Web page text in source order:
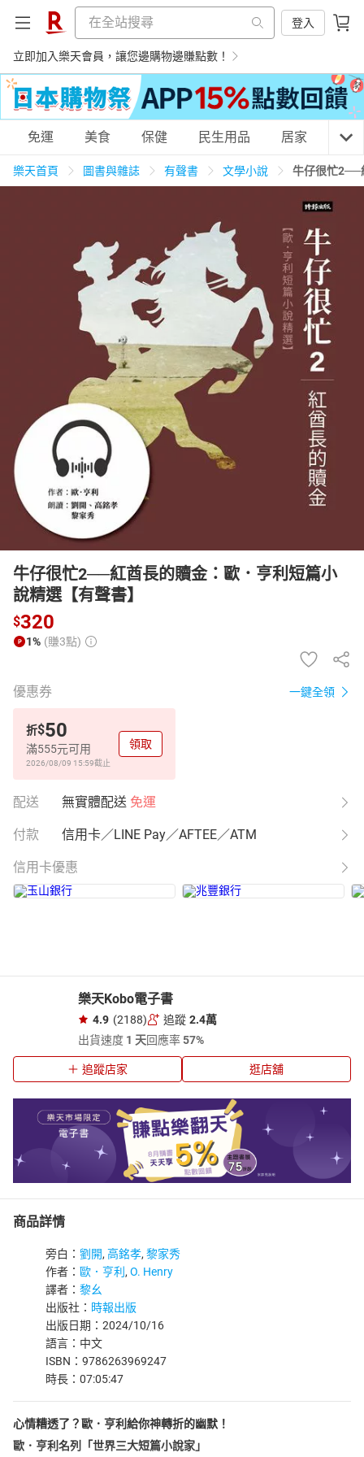
登入
立即加入樂天會員，讓您邊購物邊賺點數！
購物網分類
3C家電 運動休閒 親子玩具
男裝 化妝保養 情趣用品
日本購物 電子/紙本書
HOT
免運 美食 保健 民生用品 居家 3C
樂天首頁 圖書與雜誌 有聲書 文學小說 牛仔很忙2──
牛仔很忙2──紅酋長的贖金：歐．亨利短篇小
說精選【有聲書】
$320
1% (賺3點)
優惠券 一鍵全領
折$50
滿555元可用
2026/08/09 15:59截止
領取
配送 無實體配送 免運
付款 信用卡／LINE Pay／AFTEE／ATM
信用卡優惠
樂天Kobo電子書
4.9 (2188) 追蹤 2.4萬
出貨速度 1 天回應率57%
追蹤店家 逛店舖
商品詳情
旁白： 劉開, 高銘孝, 黎家秀
作者： 歐．亨利 , O. Henry
譯者： 黎幺
出版社： 時報出版
出版日期：2024/10/16
語言：中文
ISBN：9786263969247
時長：07:05:47
心情糟透了？歐．亨利給你神轉折的幽默！
歐．亨利名列「世界三大短篇小說家」